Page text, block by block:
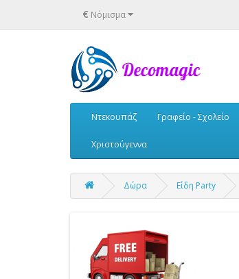
€ Νόμισμα
Ντεκουπάζ Γραφείο - Σχολείο
Χριστούγεννα
Δώρα Είδη Party